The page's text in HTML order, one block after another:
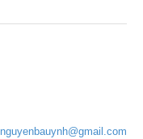
nguyenbauynh@gmail.com